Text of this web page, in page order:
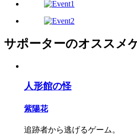
サポーターのオススメ
人形館の怪
紫陽花
追跡者から逃げるゲーム。